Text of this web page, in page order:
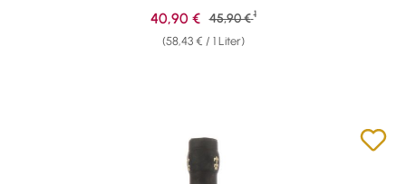
(58,43 € / 1 Liter)
Verkaufspreis:
40,90 € Regulärer Preis:
45,90 € 1